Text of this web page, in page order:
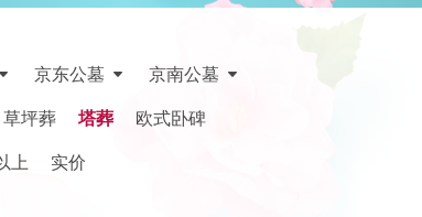
京东公墓
京南公墓
草坪葬 塔葬
欧式卧碑
上 实价